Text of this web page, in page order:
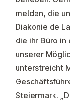
melden, die
Diakonie de
die ihr Büro in
unserer
unterstreicht
Steiermark.